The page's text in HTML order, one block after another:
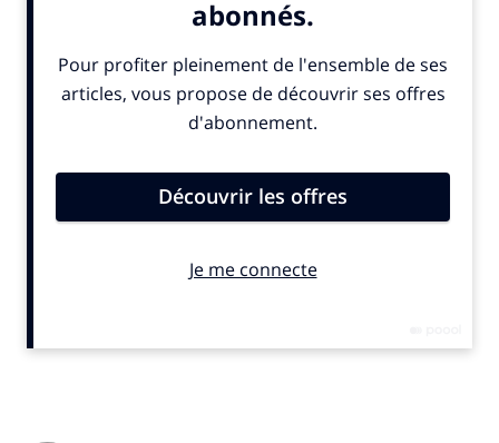
Benoît Granier, responsable alimentation du réseau,
déclarait même récemment à l’ AFP: «On a l’idée que le
consommateur est souverain et libre de ses choix, mais
est aussi contraint par la nature de l’offre qui lui est
proposée et par les stratégies de la distribution
dirigeant/militant, il est clair que «via leurs politiques en
certains produits plutôt que d’autres, les enseignes ont un